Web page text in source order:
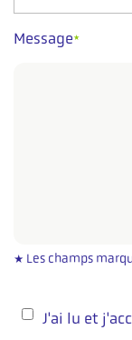
Message *
* Les champs
J'ai lu et